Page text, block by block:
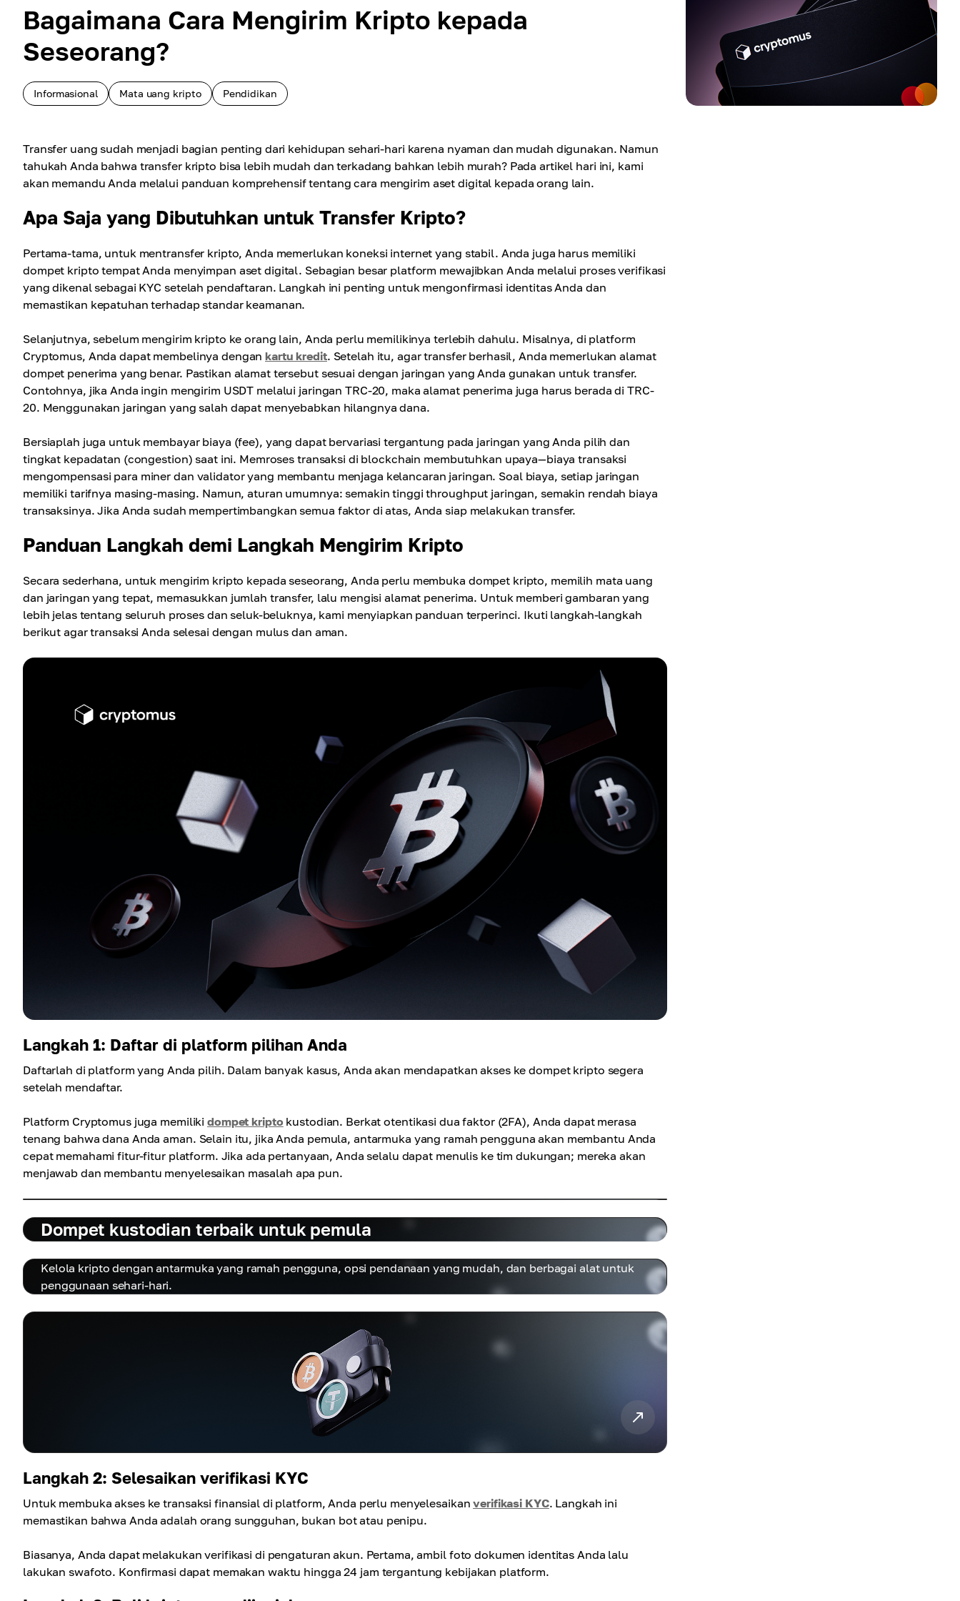
Bagaimana Cara Mengirim Kripto kepada
Seseorang?
Informasional Mata uang kripto Pendidikan
Transfer uang sudah menjadi bagian penting dari kehidupan sehari-hari karena nyaman dan mudah digunakan. Namun
tahukah Anda bahwa transfer kripto bisa lebih mudah dan terkadang bahkan lebih murah? Pada artikel hari ini, kami
akan memandu Anda melalui panduan komprehensif tentang cara mengirim aset digital kepada orang lain.
Apa Saja yang Dibutuhkan untuk Transfer Kripto?
Pertama-tama, untuk mentransfer kripto, Anda memerlukan koneksi internet yang stabil. Anda juga harus memiliki
dompet kripto tempat Anda menyimpan aset digital. Sebagian besar platform mewajibkan Anda melalui proses verifikasi
yang dikenal sebagai KYC setelah pendaftaran. Langkah ini penting untuk mengonfirmasi identitas Anda dan
memastikan kepatuhan terhadap standar keamanan.
Selanjutnya, sebelum mengirim kripto ke orang lain, Anda perlu memilikinya terlebih dahulu. Misalnya, di platform
Cryptomus, Anda dapat membelinya dengankartu kredit. Setelah itu, agar transfer berhasil, Anda memerlukan alamat
dompet penerima yang benar. Pastikan alamat tersebut sesuai dengan jaringan yang Anda gunakan untuk transfer.
Contohnya, jika Anda ingin mengirim USDT melalui jaringan TRC-20, maka alamat penerima juga harus berada di TRC-
20. Menggunakan jaringan yang salah dapat menyebabkan hilangnya dana.
Bersiaplah juga untuk membayar biaya (fee), yang dapat bervariasi tergantung pada jaringan yang Anda pilih dan
tingkat kepadatan (congestion) saat ini. Memroses transaksi di blockchain membutuhkan upaya—biaya transaksi
mengompensasi para miner dan validator yang membantu menjaga kelancaran jaringan. Soal biaya, setiap jaringan
memiliki tarifnya masing-masing. Namun, aturan umumnya: semakin tinggi throughput jaringan, semakin rendah biaya
transaksinya. Jika Anda sudah mempertimbangkan semua faktor di atas, Anda siap melakukan transfer.
Panduan Langkah demi Langkah Mengirim Kripto
Secara sederhana, untuk mengirim kripto kepada seseorang, Anda perlu membuka dompet kripto, memilih mata uang
dan jaringan yang tepat, memasukkan jumlah transfer, lalu mengisi alamat penerima. Untuk memberi gambaran yang
lebih jelas tentang seluruh proses dan seluk-beluknya, kami menyiapkan panduan terperinci. Ikuti langkah-langkah
berikut agar transaksi Anda selesai dengan mulus dan aman.
Langkah 1: Daftar di platform pilihan Anda
Daftarlah di platform yang Anda pilih. Dalam banyak kasus, Anda akan mendapatkan akses ke dompet kripto segera
setelah mendaftar.
Platform Cryptomus juga memilikidompet kripto kustodian. Berkat otentikasi dua faktor (2FA), Anda dapat merasa
tenang bahwa dana Anda aman. Selain itu, jika Anda pemula, antarmuka yang ramah pengguna akan membantu Anda
cepat memahami fitur-fitur platform. Jika ada pertanyaan, Anda selalu dapat menulis ke tim dukungan; mereka akan
menjawab dan membantu menyelesaikan masalah apa pun.
Dompet kustodian terbaik untuk pemula
Kelola kripto dengan antarmuka yang ramah pengguna, opsi pendanaan yang mudah, dan berbagai alat untuk
penggunaan sehari-hari.
Langkah 2: Selesaikan verifikasi KYC
Untuk membuka akses ke transaksi finansial di platform, Anda perlu menyelesaikanverifikasi KYC. Langkah ini
memastikan bahwa Anda adalah orang sungguhan, bukan bot atau penipu.
Biasanya, Anda dapat melakukan verifikasi di pengaturan akun. Pertama, ambil foto dokumen identitas Anda lalu
lakukan swafoto. Konfirmasi dapat memakan waktu hingga 24 jam tergantung kebijakan platform.